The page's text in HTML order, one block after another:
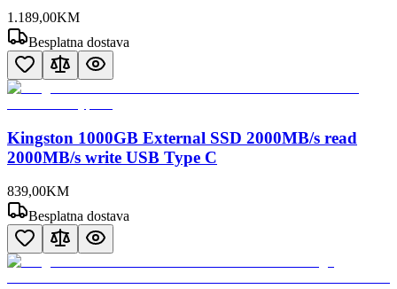
1.189,00KM
Besplatna dostava
Kingston 1000GB External SSD 2000MB/s read
2000MB/s write USB Type C
839,00KM
Besplatna dostava